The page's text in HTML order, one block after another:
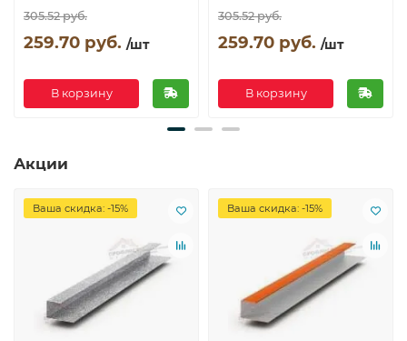
305.52 руб.
259.70 руб. /шт
В корзину
305.52 руб.
259.70 руб. /шт
В корзину
Акции
Ваша скидка: -15% Ваша скидка: -15%